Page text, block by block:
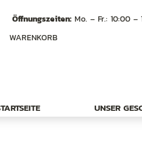
Öffnungszeiten:Mo. – Fr.: 10:00 –
WARENKORB
UNSER